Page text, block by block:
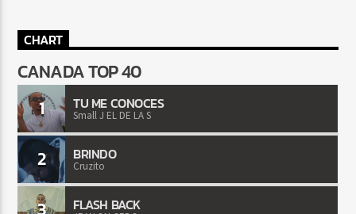
CHART
CANADA TOP 40
1 TU ME CONOCES
Small J EL DE LA S
2 BRINDO
Cruzito
FLASH BACK